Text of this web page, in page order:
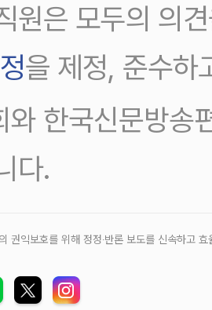
원은 모두의 의
을 제정, 준수하
와 한국신문방송
다.
권익보호를 위해 정정‧반론 보도를 신속하고